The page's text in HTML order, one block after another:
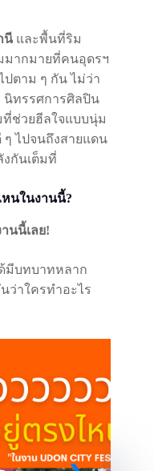
นีและพื้นที่ริม
มากมายที่คนอุดรฯ
ปตาม ๆ กัน ไม่ว่า
นิทรรศการศิลปิน
ช่วยฮีลใจแบบนุ่ม
ๆ ไปจนถึงสายแดน
กันเต็มที่
หนในงานนี้?
นนี้เลย!
ด้มีบทบาทหลาก
ว่าใครทำอะไร